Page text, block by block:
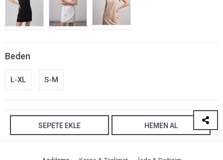
Beden
L-XL S-M
SEPETE EKLE HEMEN AL